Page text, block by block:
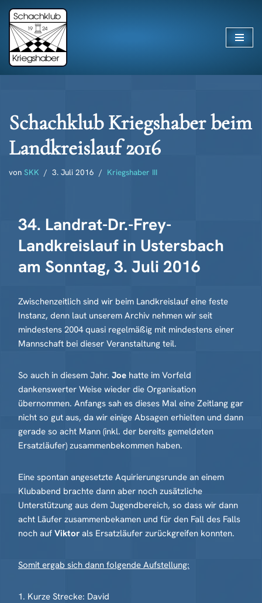
Zum
Inhalt
springen
Schachklub Kriegshaber beim
Landkreislauf 2016
von SKK 3. Juli 2016 Kriegshaber III
34. Landrat-Dr.-Frey-
Landkreislauf in Ustersbach
am Sonntag, 3. Juli 2016
Zwischenzeitlich sind wir beim Landkreislauf eine feste
Instanz, denn laut unserem Archiv nehmen wir seit
mindestens 2004 quasi regelmäßig mit mindestens einer
Mannschaft bei dieser Veranstaltung teil.
So auch in diesem Jahr. Joe hatte im Vorfeld
dankenswerter Weise wieder die Organisation
übernommen. Anfangs sah es dieses Mal eine Zeitlang gar
nicht so gut aus, da wir einige Absagen erhielten und dann
gerade so acht Mann (inkl. der bereits gemeldeten
Ersatzläufer) zusammenbekommen haben.
Eine spontan angesetzte Aquirierungsrunde an einem
Klubabend brachte dann aber noch zusätzliche
Unterstützung aus dem Jugendbereich, so dass wir dann
acht Läufer zusammenbekamen und für den Fall des Falls
noch auf Viktor als Ersatzläufer zurückgreifen konnten.
Somit ergab sich dann folgende Aufstellung:
1. Kurze Strecke: David